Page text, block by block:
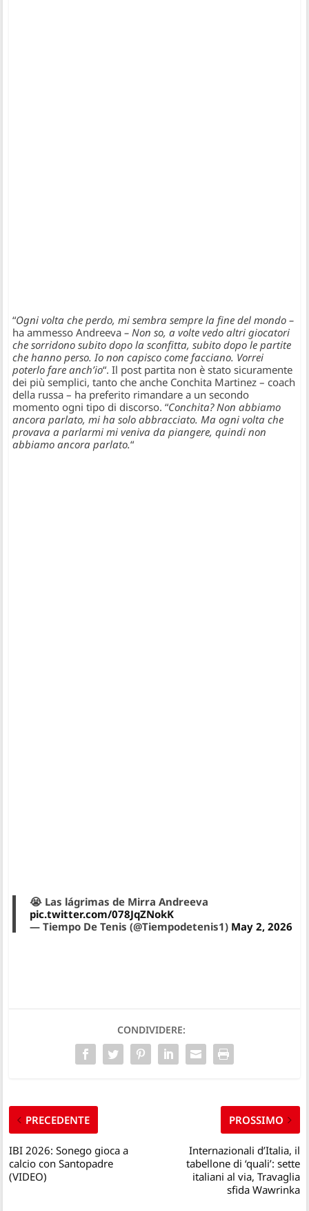
“Ogni volta che perdo, mi sembra sempre la fine del mondo –
ha ammesso Andreeva – Non so, a volte vedo altri giocatori
che sorridono subito dopo la sconfitta, subito dopo le partite
che hanno perso. Io non capisco come facciano. Vorrei
poterlo fare anch’io“. Il post partita non è stato sicuramente
dei più semplici, tanto che anche Conchita Martinez – coach
della russa – ha preferito rimandare a un secondo
momento ogni tipo di discorso. “Conchita? Non abbiamo
ancora parlato, mi ha solo abbracciato. Ma ogni volta che
provava a parlarmi mi veniva da piangere, quindi non
abbiamo ancora parlato.“
😭 Las lágrimas de Mirra Andreeva
pic.twitter.com/078JqZNokK
— Tiempo De Tenis (@Tiempodetenis1) May 2, 2026
CONDIVIDERE:
PRECEDENTE
IBI 2026: Sonego gioca a
calcio con Santopadre
(VIDEO)
PROSSIMO
Internazionali d’Italia, il
tabellone di ‘quali’: sette
italiani al via, Travaglia
sfida Wawrinka